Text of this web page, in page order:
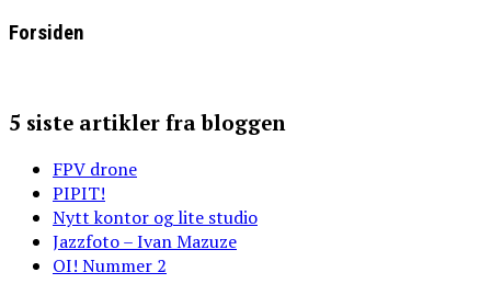
Forsiden
5 siste artikler fra bloggen
FPV drone
PIPIT!
Nytt kontor og lite studio
Jazzfoto – Ivan Mazuze
OI! Nummer 2